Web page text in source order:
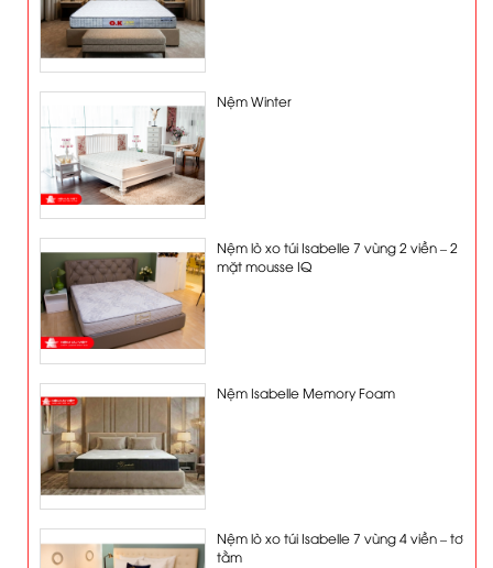
Nệm Winter
Nệm lò xo túi Isabelle 7 vùng 2 viền – 2
mặt mousse IQ
Nệm Isabelle Memory Foam
Nệm lò xo túi Isabelle 7 vùng 4 viền – tơ
tằm